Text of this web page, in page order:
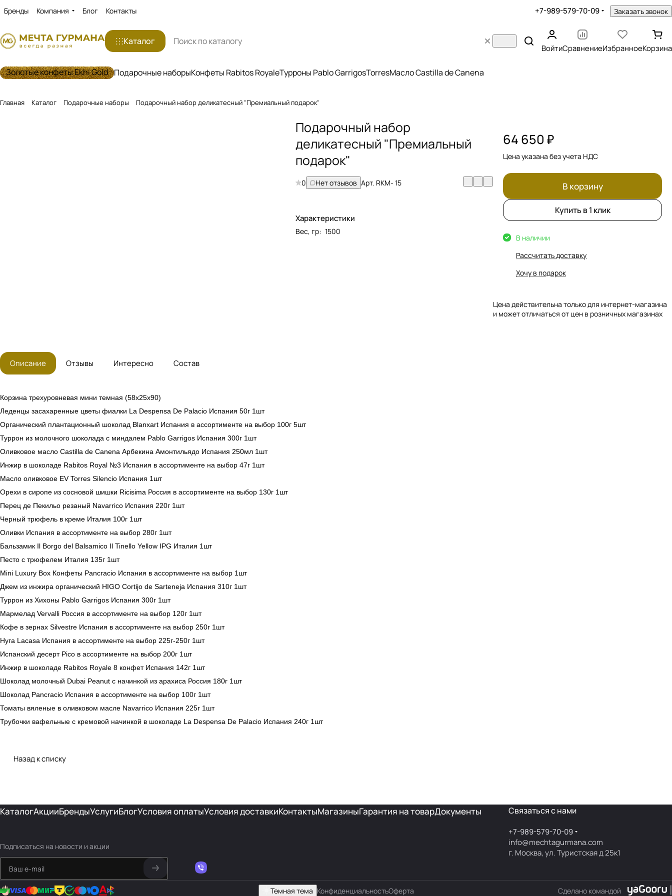
Бренды Компания Блог Контакты +7-989-579-70-09 Заказать звонок
Каталог
ВойтиСравнениеИзбранноеКорзина
Золотые конфеты Ekhi Gold Подарочные наборыКонфеты Rabitos RoyaleТурроны Pablo GarrigosTorresМасло Castilla de Canena
Главная Каталог Подарочные наборы Подарочный набор деликатесный "Премиальный подарок"
Подарочный набор
деликатесный "Премиальный
подарок"
0 Нет отзывов Арт. RKМ- 15
Характеристики
Вес, гр: 1500
64 650 ₽
Цена указана без учета НДС
В корзину
Купить в 1 клик
В наличии
Рассчитать доставку
Хочу в подарок
Цена действительна только для интернет-магазина
и может отличаться от цен в розничных магазинах
Описание Отзывы Интересно Состав
Корзина трехуровневая мини темная (58х25х90)
Леденцы засахаренные цветы фиалки La Despensa De Palacio Испания 50г 1шт
Органический плантационный шоколад Blanxart Испания в ассортименте на выбор 100г 5шт
Туррон из молочного шоколада с миндалем Pablo Garrigos Испания 300г 1шт
Оливковое масло Castilla de Canena Арбекина Амонтильядо Испания 250мл 1шт
Инжир в шоколаде Rabitos Royal №3 Испания в ассортименте на выбор 47г 1шт
Масло оливковое EV Torres Silencio Испания 1шт
Орехи в сиропе из сосновой шишки Ricisima Россия в ассортименте на выбор 130г 1шт
Перец де Пекильо резаный Navarrico Испания 220г 1шт
Черный трюфель в креме Италия 100г 1шт
Оливки Испания в ассортименте на выбор 280г 1шт
Бальзамик Il Borgo del Balsamico Il Tinello Yellow IPG Италия 1шт
Песто с трюфелем Италия 135г 1шт
Mini Luxury Box Конфеты Pancracio Испания в ассортименте на выбор 1шт
Джем из инжира органический HIGO Cortijo de Sarteneja Испания 310г 1шт
Туррон из Хихоны Pablo Garrigos Испания 300г 1шт
Мармелад Vervalli Россия в ассортименте на выбор 120г 1шт
Кофе в зернах Silvestre Испания в ассортименте на выбор 250г 1шт
Нуга Lacasa Испания в ассортименте на выбор 225г-250г 1шт
Испанский десерт Pico в ассортименте на выбор 200г 1шт
Инжир в шоколаде Rabitos Royale 8 конфет Испания 142г 1шт
Шоколад молочный Dubai Peanut с начинкой из арахиса Россия 180г 1шт
Шоколад Pancracio Испания в ассортименте на выбор 100г 1шт
Томаты вяленые в оливковом масле Navarrico Испания 225г 1шт
Трубочки вафельные с кремовой начинкой в шоколаде La Despensa De Palacio Испания 240г 1шт
Назад к списку
КаталогАкцииБрендыУслугиБлогУсловия оплатыУсловия доставкиКонтактыМагазиныГарантия на товарДокументы
Подписаться на новости и акции
Связаться с нами
+7-989-579-70-09
info@mechtagurmana.com
г. Москва, ул. Туристская д 25к1
Темная тема КонфиденциальностьОферта Сделано командой